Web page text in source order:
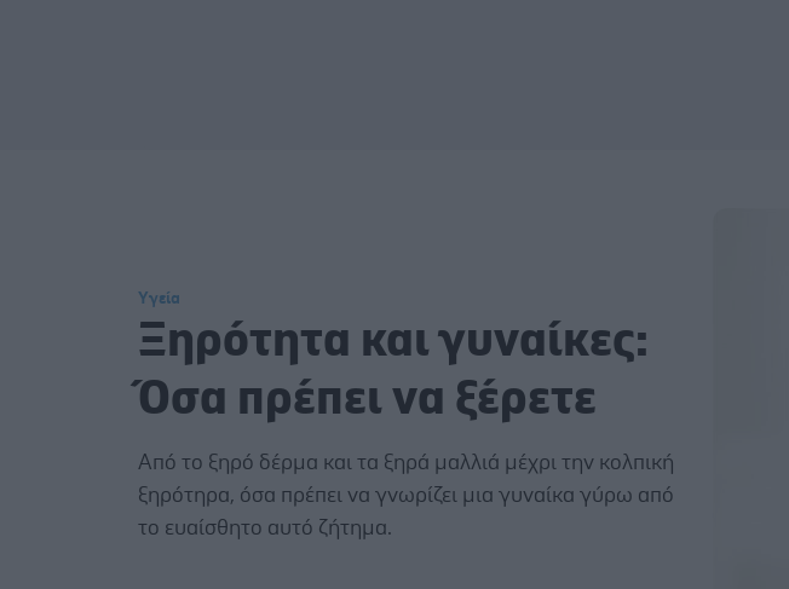
Υγεία
Ξηρότητα και γυναίκες:
Όσα πρέπει να ξέρετε
Από το ξηρό δέρμα και τα ξηρά μαλλιά μέχρι την κολπική
ξηρότηρα, όσα πρέπει να γνωρίζει μια γυναίκα γύρω από
το ευαίσθητο αυτό ζήτημα.